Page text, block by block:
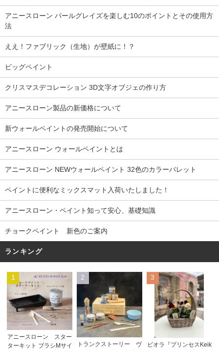
アニースローン パールグレイズを楽しむ10のポイントとその使用方
法
ええ！ファブリック（生地）が壁紙に！？
ビッグペイント
クリスマスデコレーション 3D文字オブジェの作り方
アニースローン製品の新価格について
新ウォールペイントの発売開始について
アニースローン ウォールペイントとは
アニースローン NEWウォールペイント 32色のカラーパレット
ペイントに便利なミックスマット入荷いたしました！
アニースローン・ペイント知って安心、基礎知識
チョークペイント 新色のご案内
ランキング
1
アニースローン スター
ターキット ブラシMサイ
2
トランクストーリー ヴ
3
ビオラ『プリンセスKeik